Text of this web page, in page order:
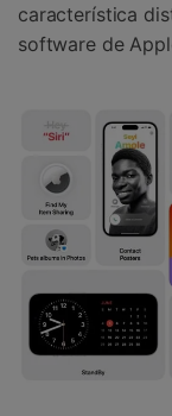
característica
software de